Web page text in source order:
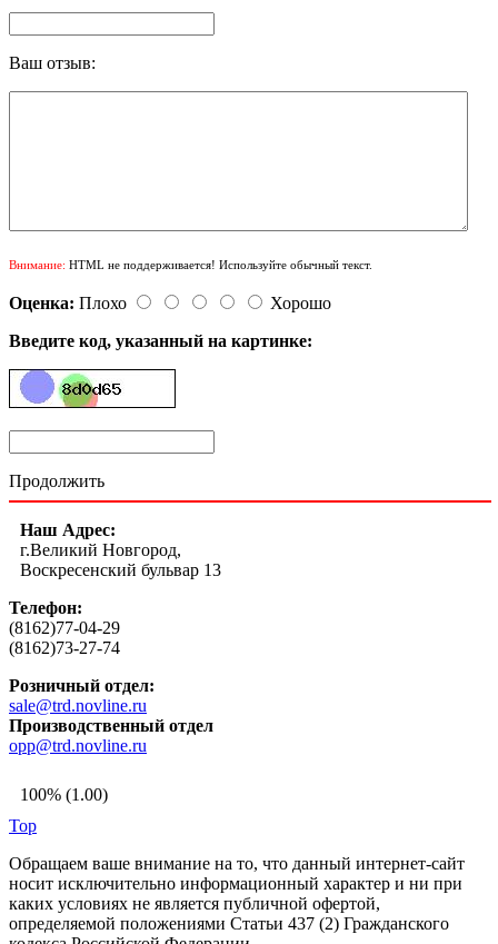
Ваш отзыв:
Внимание: HTML не поддерживается! Используйте обычный текст.
Оценка: Плохо
Хорошо
Введите код, указанный на картинке:
Продолжить
Наш Адрес:
г.Великий Новгород,
Воскресенский бульвар 13
Телефон:
(8162)77-04-29
(8162)73-27-74
Розничный отдел:
sale@trd.novline.ru
Производственный отдел
opp@trd.novline.ru
100% (1.00)
Top
Обращаем ваше внимание на то, что данный интернет-сайт
носит исключительно информационный характер и ни при
каких условиях не является публичной офертой,
определяемой положениями Статьи 437 (2) Гражданского